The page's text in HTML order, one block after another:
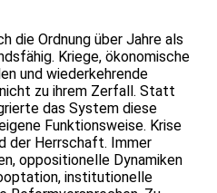
die Ordnung über Jahre als
Kriege, ökonomische
und wiederkehrende
zu ihrem Zerfall. Statt
das System diese
Funktionsweise. Krise
der Herrschaft. Immer
oppositionelle Dynamiken
institutionelle